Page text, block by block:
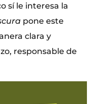
sí le interesa la
pone este
clara y
responsable de